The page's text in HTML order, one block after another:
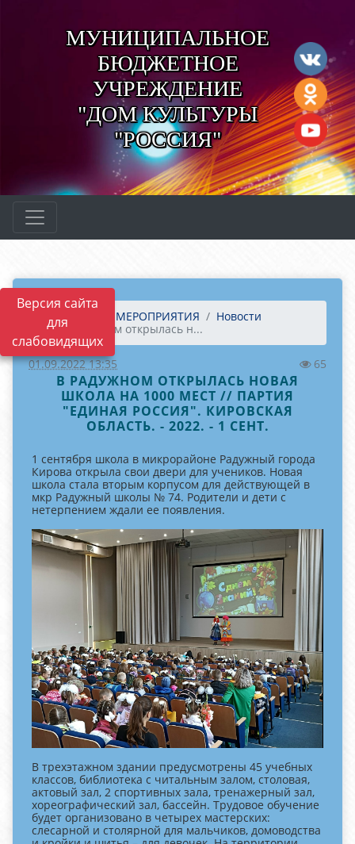
Версия сайта
для
слабовидящих
МУНИЦИПАЛЬНОЕ
БЮДЖЕТНОЕ
УЧРЕЖДЕНИЕ
"ДОМ КУЛЬТУРЫ
"РОССИЯ"
Главная МЕРОПРИЯТИЯ
Новости
В Радужном открылась н...
01.09.2022 13:35 65
В РАДУЖНОМ ОТКРЫЛАСЬ НОВАЯ
ШКОЛА НА 1000 МЕСТ // ПАРТИЯ
"ЕДИНАЯ РОССИЯ". КИРОВСКАЯ
ОБЛАСТЬ. - 2022. - 1 СЕНТ.
1 сентября школа в микрорайоне Радужный города
Кирова открыла свои двери для учеников. Новая
школа стала вторым корпусом для действующей в
мкр Радужный школы № 74. Родители и дети с
нетерпением ждали ее появления.
В трехэтажном здании предусмотрены 45 учебных
классов, библиотека с читальным залом, столовая,
актовый зал, 2 спортивных зала, тренажерный зал,
хореографический зал, бассейн. Трудовое обучение
будет организовано в четырех мастерских:
слесарной и столярной для мальчиков, домоводства